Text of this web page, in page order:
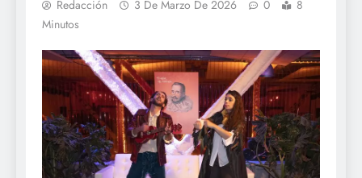
Redacción 3 De Marzo De 2026 0
8
Minutos